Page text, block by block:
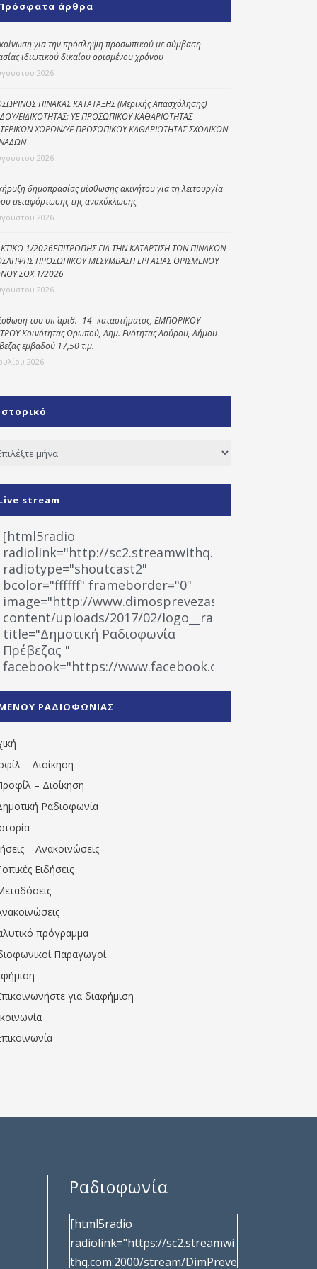
Kοινωνικό
φαρμακείο
Πρόγραμμα
“Βοήθεια στο σπίτι”
Κέντρο Ημερήσιας
Φροντίδας
άρθρα
για την πρόσληψη προσωπικού με σύμβαση
ιδιωτικού δικαίου ορισμένου χρόνου
2026
ΠΙΝΑΚΑΣ ΚΑΤΑΤΑΞΗΣ (Μερικής Απασχόλησης)
ΕΙΔΙΚΟΤΗΤΑΣ: ΥΕ ΠΡΟΣΩΠΙΚΟΥ ΚΑΘΑΡΙΟΤΗΤΑΣ
ΧΩΡΩΝ/ΥΕ ΠΡΟΣΩΠΙΚΟΥ ΚΑΘΑΡΙΟΤΗΤΑΣ ΣΧΟΛΙΚΩΝ
2026
δημοπρασίας μίσθωσης ακινήτου για τη λειτουργία
μεταφόρτωσης της ανακύκλωσης
2026
1/2026ΕΠΙΤΡΟΠΗΣ ΓΙΑ ΤΗΝ ΚΑΤΑΡΤΙΣΗ ΤΩΝ ΠΙΝΑΚΩΝ
ΠΡΟΣΩΠΙΚΟΥ ΜΕΣΥΜΒΑΣΗ ΕΡΓΑΣΙΑΣ ΟΡΙΣΜΕΝΟΥ
ΣΟΧ 1/2026
2026
του υπ΄ αριθ. -14- καταστήματος, ΕΜΠΟΡΙΚΟΥ
Κοινότητας Ωρωπού, Δημ. Ενότητας Λούρου, Δήμου
εμβαδού 17,50 τ.μ.
2026
stream
[html5radio
radiolink="http://sc2.streamwithq.com:8028/
radiotype="shoutcast2"
bcolor="ffffff" frameborder="0"
image="http://www.dimosprevezas.gr/wp-
content/uploads/2017/02/logo__radiofonias.jpg"
title="Δημοτική Ραδιοφωνία
Πρέβεζας "
facebook="https://www.facebook.com/
1531194763766854/" artist="" ]
ΡΑΔΙΟΦΩΝΙΑΣ
– Διοίκηση
– Διοίκηση
Ραδιοφωνία
– Ανακοινώσεις
Ειδήσεις
πρόγραμμα
Παραγωγοί
για διαφήμιση
Ραδιοφωνία
[html5radio
radiolink="https://sc2.streamwi
thq.com:2000/stream/DimPreve